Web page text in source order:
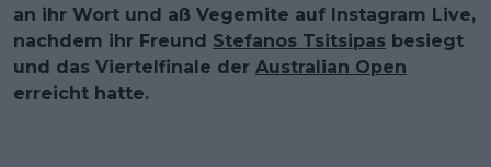
an ihr Wort und aß Vegemite auf Instagram Live,
nachdem ihr Freund Stefanos Tsitsipas besiegt
und das Viertelfinale der Australian Open
erreicht hatte.